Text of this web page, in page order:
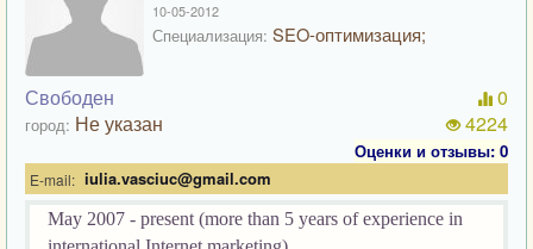
10-05-2012
Специализация: SEO-оптимизация;
Свободен
город: Не указан
0
4224
Оценки и отзывы: 0
E-mail: iulia.vasciuc@gmail.com
May 2007 - present (more than 5 years of experience in